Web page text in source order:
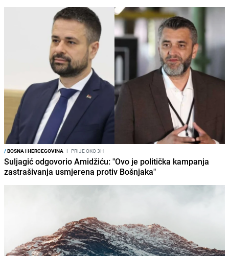
/BOSNA I HERCEGOVINA I PRIJE OKO 3H
Suljagić odgovorio Amidžiću: "Ovo je politička kampanja
zastrašivanja usmjerena protiv Bošnjaka"